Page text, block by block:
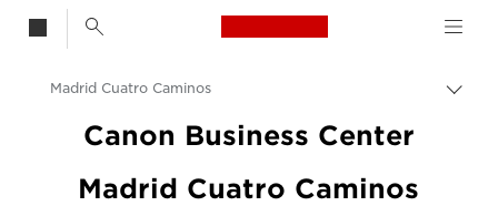
Canon Logo, back
Canon
Madrid Cuatro Caminos
Canon Business Center
Madrid Cuatro Caminos